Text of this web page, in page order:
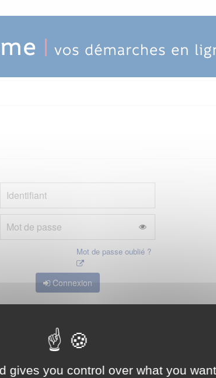
gives you control over what you
Mot de passe oublié ?
Connexion